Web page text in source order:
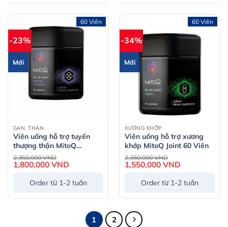
-23%
Mới
60 Viên
GAN, THẬN
Viên uống hỗ trợ tuyến
thượng thận MitoQ
Adrenal + Balance 60
Viên
2,350,000VND
gốc
là:
1,800,000 VNDGiá
là:
Order từ 1-2 tuần
-34%
Mới
60 Viên
XƯƠNG KHỚP
Viên uống hỗ trợ xương
khớp MitoQ Joint 60 Viên
2,350,000VND
gốc
là:
1,550,000 VNDGiá
là:
Order từ 1-2 tuần
1 2